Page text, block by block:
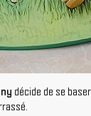
décide de se